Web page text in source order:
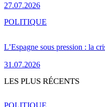
27.07.2026
L’Espagne sous pression : la
31.07.2026
POLITIQUE
LES PLUS RÉCENTS
POLITIQUE